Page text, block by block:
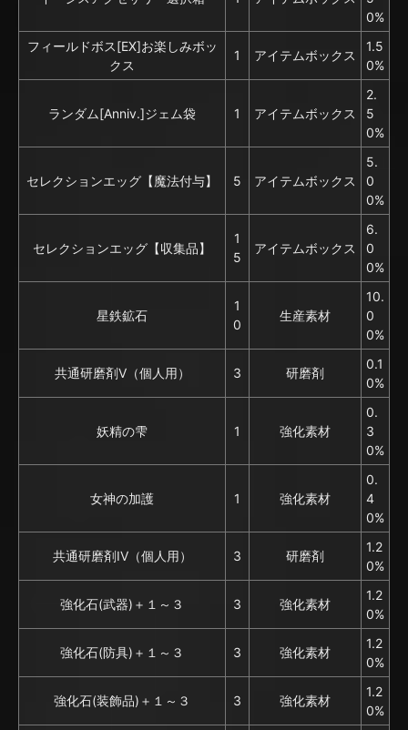
0%
フィールドボス[EX]お楽しみボッ
クス
1 アイテムボックス
1.5
0%
ランダム[Anniv.]ジェム袋 1 アイテムボックス
2.
5
0%
セレクションエッグ【魔法付与】 5 アイテムボックス
5.
0
0%
セレクションエッグ【収集品】
1
5
アイテムボックス
6.
0
0%
星鉄鉱石
1
0
生産素材
10.
0
0%
共通研磨剤V（個人用） 3 研磨剤
0.1
0%
妖精の雫 1 強化素材
0.
3
0%
女神の加護 1 強化素材
0.
4
0%
共通研磨剤IV（個人用） 3 研磨剤
1.2
0%
強化石(武器)＋１～３ 3 強化素材
1.2
0%
強化石(防具)＋１～３ 3 強化素材
1.2
0%
強化石(装飾品)＋１～３ 3 強化素材
1.2
0%